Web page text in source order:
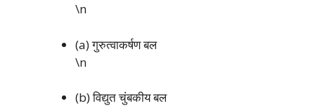
\n
(a) गुरुत्वाकर्षण बल
\n
(b) विद्युत चुंबकीय बल